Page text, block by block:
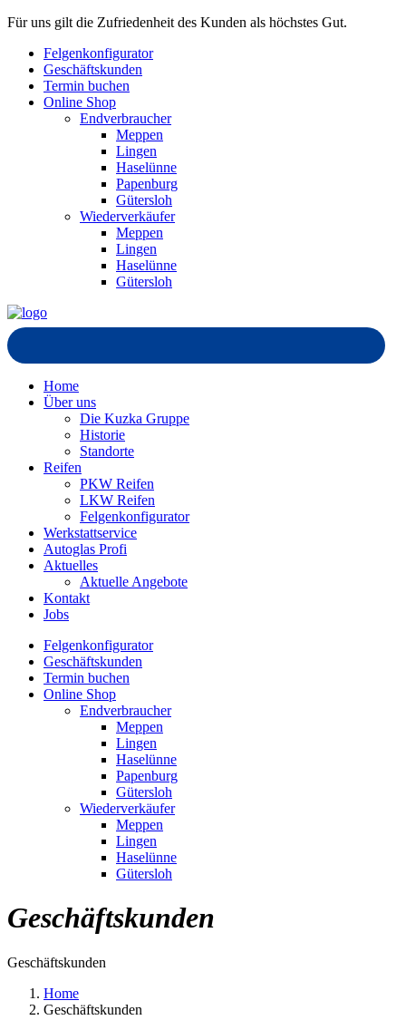
Für uns gilt die Zufriedenheit des Kunden als höchstes Gut.
Felgenkonfigurator
Geschäftskunden
Termin buchen
Online Shop
Endverbraucher
Meppen
Lingen
Haselünne
Papenburg
Gütersloh
Wiederverkäufer
Meppen
Lingen
Haselünne
Gütersloh
Home
Über uns
Die Kuzka Gruppe
Historie
Standorte
Reifen
PKW Reifen
LKW Reifen
Felgenkonfigurator
Werkstattservice
Autoglas Profi
Aktuelles
Aktuelle Angebote
Kontakt
Jobs
Felgenkonfigurator
Geschäftskunden
Termin buchen
Online Shop
Endverbraucher
Meppen
Lingen
Haselünne
Papenburg
Gütersloh
Wiederverkäufer
Meppen
Lingen
Haselünne
Gütersloh
Geschäftskunden
Geschäftskunden
Home
Geschäftskunden